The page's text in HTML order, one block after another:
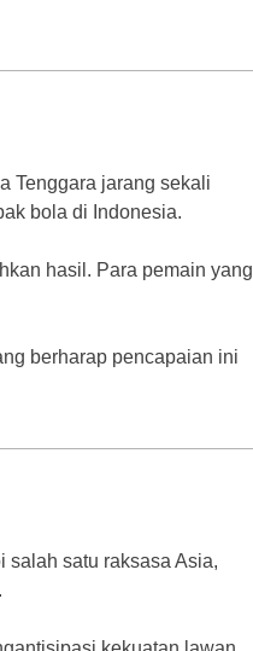
Tenggara jarang sekali
bola di Indonesia.
hasil. Para pemain yang
berharap pencapaian ini
salah satu raksasa Asia,